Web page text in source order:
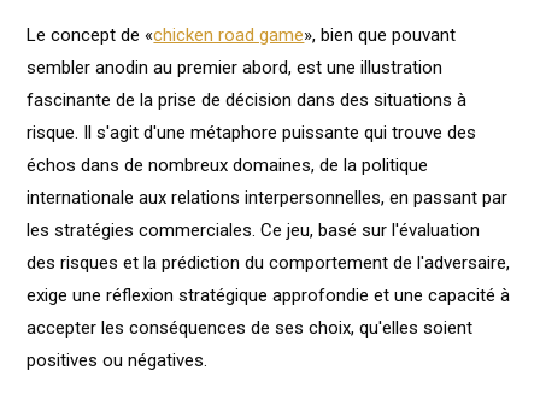
Le concept de «chicken road game», bien que pouvant
sembler anodin au premier abord, est une illustration
fascinante de la prise de décision dans des situations à
risque. Il s'agit d'une métaphore puissante qui trouve des
échos dans de nombreux domaines, de la politique
internationale aux relations interpersonnelles, en passant par
les stratégies commerciales. Ce jeu, basé sur l'évaluation
des risques et la prédiction du comportement de l'adversaire,
exige une réflexion stratégique approfondie et une capacité à
accepter les conséquences de ses choix, qu'elles soient
positives ou négatives.